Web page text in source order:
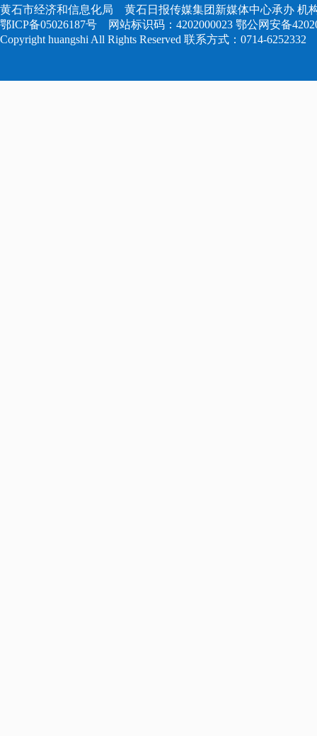
黄石市经济和信息化局 黄石日报传媒集团新媒体中心承办 机
鄂ICP备05026187号 网站标识码：4202000023 鄂公网安备
Copyright huangshi All Rights Reserved 联系方式：0714-6252332